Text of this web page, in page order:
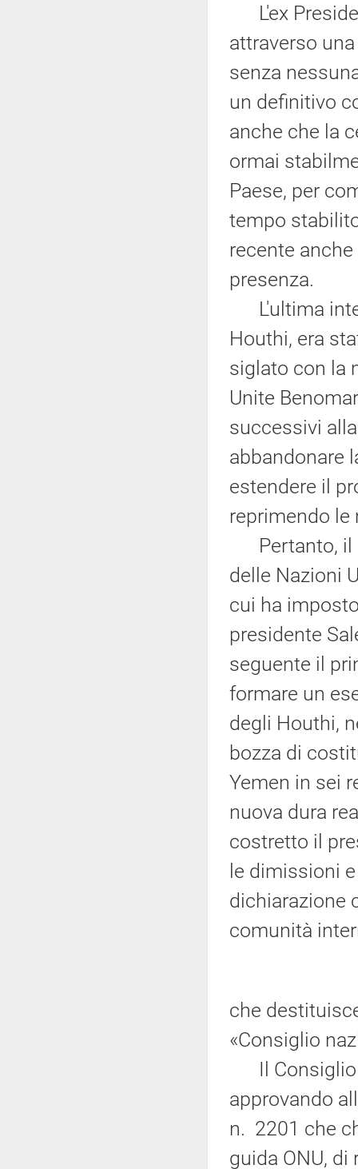
L'ex
attraverso
senza
un definitivo
anche che la
ormai
Paese, per
tempo
recente anche
presenza.
L'ultima
Houthi, era
siglato con la
Unite
successivi
abbandonare
estendere il
reprimendo
Pertanto, il
delle Nazioni
cui ha
presidente
seguente il
formare un
degli Houthi,
bozza di
Yemen in sei
nuova dura
costretto il
le dimissioni
dichiarazione
comunità
che
«Consiglio
Il Consiglio
approvando
n. 2201 che
guida ONU,